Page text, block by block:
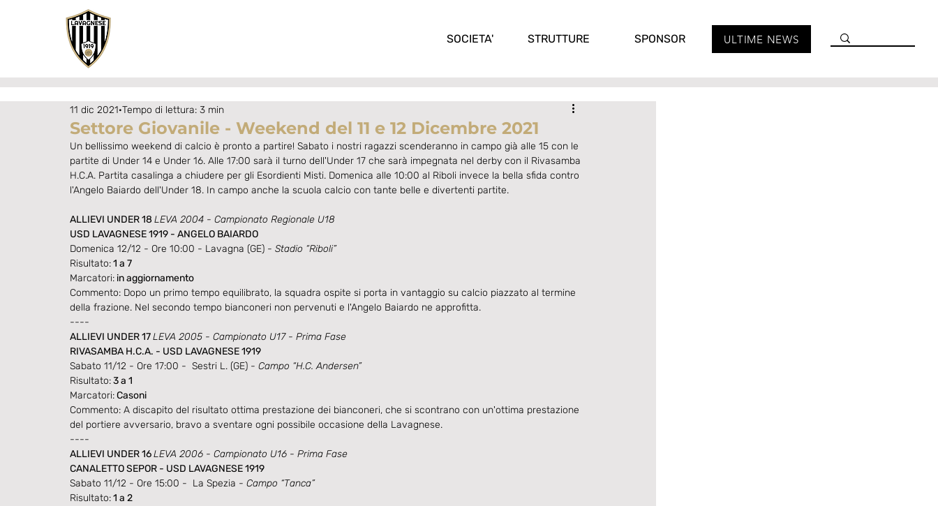
SOCIETA' STRUTTURE SPONSOR ULTIME NEWS
Settore Giovanile - Weekend del 11 e 12 Dicembre 2021
11 dic 2021 Tempo di lettura: 3 min
Un bellissimo weekend di calcio è pronto a partire! Sabato i nostri ragazzi scenderanno in campo già alle 15 con le
partite di Under 14 e Under 16. Alle 17:00 sarà il turno dell'Under 17 che sarà impegnata nel derby con il Rivasamba
H.C.A. Partita casalinga a chiudere per gli Esordienti Misti. Domenica alle 10:00 al Riboli invece la bella sfida contro
l'Angelo Baiardo dell'Under 18. In campo anche la scuola calcio con tante belle e divertenti partite.
ALLIEVI UNDER 18 LEVA 2004 - Campionato Regionale U18
USD LAVAGNESE 1919 - ANGELO BAIARDO
Domenica 12/12 - Ore 10:00 - Lavagna (GE) - Stadio “Riboli”
Risultato: 1 a 7
Marcatori: in aggiornamento
Commento: Dopo un primo tempo equilibrato, la squadra ospite si porta in vantaggio su calcio piazzato al termine
della frazione. Nel secondo tempo bianconeri non pervenuti e l'Angelo Baiardo ne approfitta.
----
ALLIEVI UNDER 17 LEVA 2005 - Campionato U17 - Prima Fase
RIVASAMBA H.C.A. - USD LAVAGNESE 1919
Sabato 11/12 - Ore 17:00 -  Sestri L. (GE) - Campo “H.C. Andersen”
Risultato: 3 a 1
Marcatori: Casoni
Commento: A discapito del risultato ottima prestazione dei bianconeri, che si scontrano con un'ottima prestazione
del portiere avversario, bravo a sventare ogni possibile occasione della Lavagnese.
----
ALLIEVI UNDER 16 LEVA 2006 - Campionato U16 - Prima Fase
CANALETTO SEPOR - USD LAVAGNESE 1919
Sabato 11/12 - Ore 15:00 -  La Spezia - Campo “Tanca”
Risultato: 1 a 2